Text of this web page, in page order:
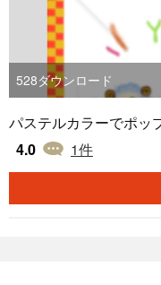
528ダウンロード
パステルカラーでポッ
4.0
1件